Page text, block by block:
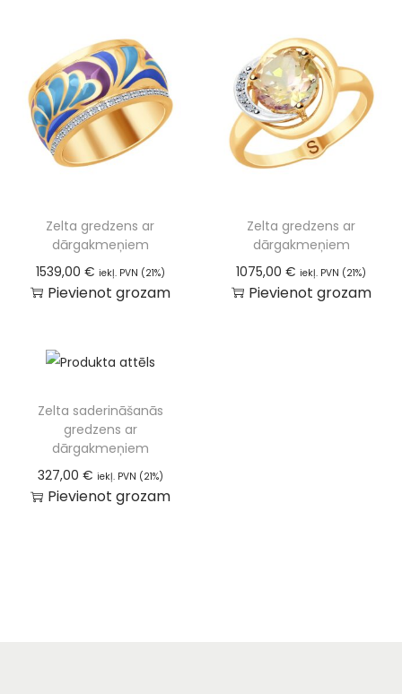
Zelta gredzens ar
dārgakmeņiem
1539,00 € iekļ. PVN (21%)
Pievienot grozam
Zelta gredzens ar
dārgakmeņiem
1075,00€ iekļ. PVN (21%)
Pievienot grozam
Zelta saderināšanās
gredzens ar
dārgakmeņiem
327,00 € iekļ. PVN (21%)
Pievienot grozam